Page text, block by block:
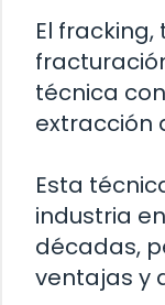
El
técnica
extracción
Esta
industria
décadas,
ventajas y